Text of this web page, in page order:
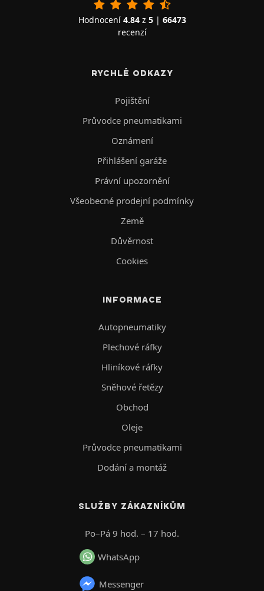
Hodnocení 4.84z 5| 66473
recenzí
RYCHLÉ ODKAZY
Pojištění
Průvodce pneumatikami
Oznámení
Přihlášení garáže
Právní upozornění
Všeobecné prodejní podmínky
Země
Důvěrnost
Cookies
INFORMACE
Autopneumatiky
Plechové ráfky
Hliníkové ráfky
Sněhové řetězy
Obchod
Oleje
Průvodce pneumatikami
Dodání a montáž
SLUŽBY ZÁKAZNÍKŮM
Po–Pá 9 hod. – 17 hod.
WhatsApp
Messenger